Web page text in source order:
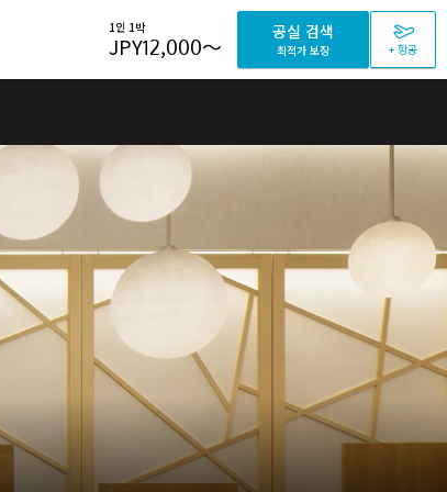
1인 1박
JPY12,000～
공실 검색
최적가 보장 + 항공